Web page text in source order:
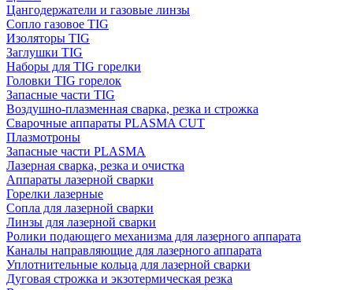
Цангодержатели и газовые линзы
Сопло газовое TIG
Изоляторы TIG
Заглушки TIG
Наборы для TIG горелки
Головки TIG горелок
Запасные части TIG
Воздушно-плазменная сварка, резка и строжка
Сварочные аппараты PLASMA CUT
Плазмотроны
Запасные части PLASMA
Лазерная сварка, резка и очистка
Аппараты лазерной сварки
Горелки лазерные
Сопла для лазерной сварки
Линзы для лазерной сварки
Ролики подающего механизма для лазерного аппарата
Каналы направляющие для лазерного аппарата
Уплотнительные кольца для лазерной сварки
Дуговая строжка и экзотермическая резка